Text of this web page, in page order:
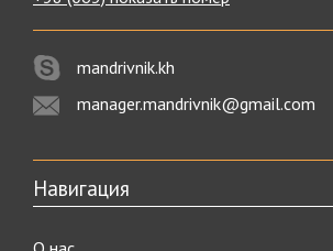
mandrivnik.kh
manager.mandrivnik@gmail.com
Навигация